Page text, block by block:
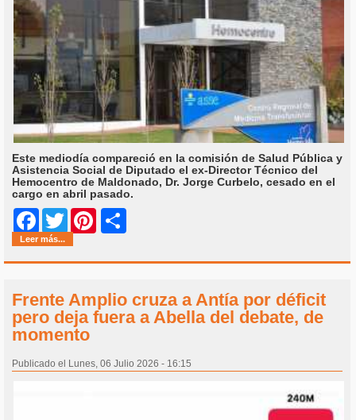
Este mediodía compareció en la comisión de Salud Pública y
Asistencia Social de Diputado el ex-Director Técnico del
Hemocentro de Maldonado, Dr. Jorge Curbelo, cesado en el
cargo en abril pasado.
Facebook
Twitter Pinterest
Leer más...
Frente Amplio cruza a Antía por déficit
pero deja fuera a Abella del debate, de
momento
Publicado el Lunes, 06 Julio 2026 - 16:15